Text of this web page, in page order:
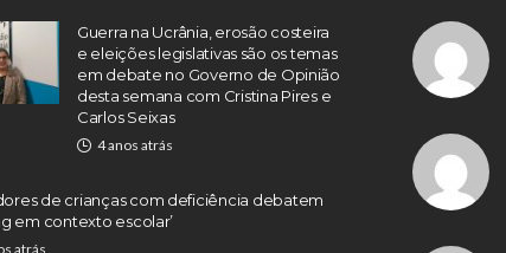
Guerra na Ucrânia, erosão costeira
e eleições legislativas são os temas
em debate no Governo de Opinião
desta semana com Cristina Pires e
Carlos Seixas
4 anos atrás
de crianças com deficiência debatem
em contexto escolar’
atrás